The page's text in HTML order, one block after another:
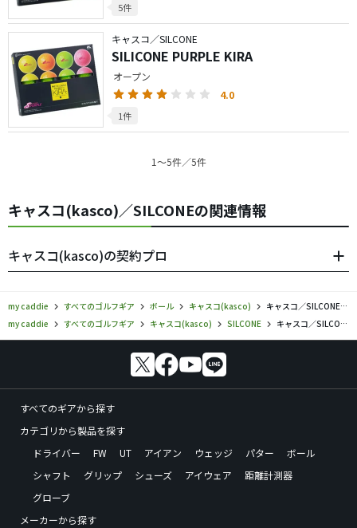
5件
キャスコ／SILCONE
SILICONE PURPLE KIRA
オープン
4.0
1件
1〜5件／5件
キャスコ(kasco)／SILCONEの関連情報
キャスコ(kasco)の契約プロ
my caddie すべてのゴルフギア ボール キャスコ(kasco)
キャスコ／SILCONE／ボールの口コミ評価
my caddie
すべてのゴルフギア キャスコ(kasco) SILCONE キャスコ／SILCONE／ボールの口コミ評価
すべてのギアから探す
カテゴリから製品を探す
ドライバー
FW UT アイアン ウェッジ パター
ボール
シャフト
グリップ シューズ アイウェア
距離計測器
グローブ
メーカーから探す